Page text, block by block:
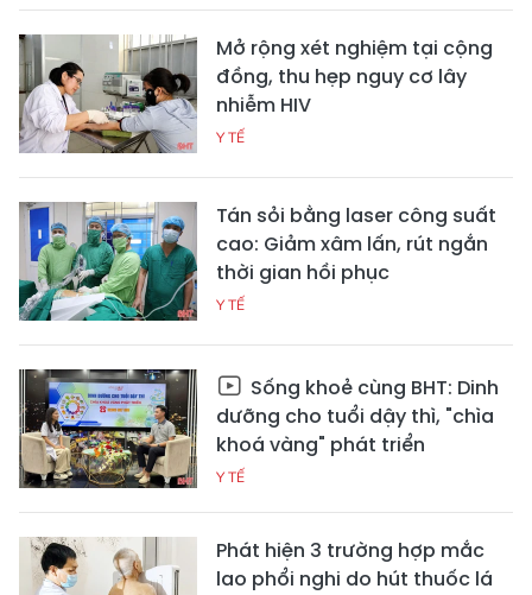
Mở rộng xét nghiệm tại cộng
đồng, thu hẹp nguy cơ lây
nhiễm HIV
Y TẾ
Tán sỏi bằng laser công suất
cao: Giảm xâm lấn, rút ngắn
thời gian hồi phục
Y TẾ
Sống khoẻ cùng BHT: Dinh
dưỡng cho tuổi dậy thì, "chìa
khoá vàng" phát triển
Y TẾ
Phát hiện 3 trường hợp mắc
lao phổi nghi do hút thuốc lá